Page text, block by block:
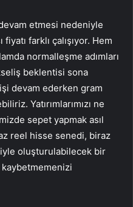
etmesi nedeniyle
farklı çalışıyor. Hem
normalleşme adımları
beklentisi sona
devam ederken gram
Yatırımlarımızı ne
sepet yapmak asıl
reel hisse senedi, biraz
oluşturulabilecek bir